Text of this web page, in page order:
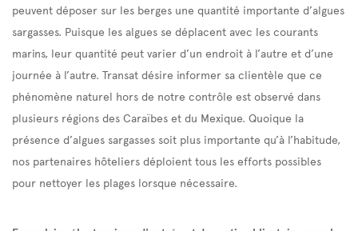
peuvent déposer sur les berges une quantité importante d’algues
sargasses. Puisque les algues se déplacent avec les courants
marins, leur quantité peut varier d’un endroit à l’autre et d’une
journée à l’autre. Transat désire informer sa clientèle que ce
phénomène naturel hors de notre contrôle est observé dans
plusieurs régions des Caraïbes et du Mexique. Quoique la
présence d’algues sargasses soit plus importante qu’à l’habitude,
nos partenaires hôteliers déploient tous les efforts possibles
pour nettoyer les plages lorsque nécessaire.